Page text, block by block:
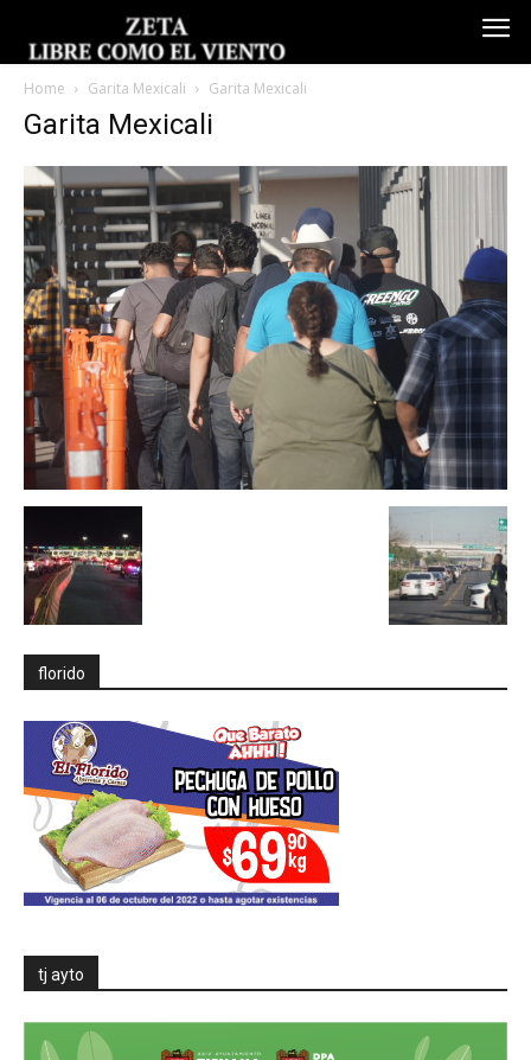
Home Garita Mexicali Garita Mexicali
Garita Mexicali
florido
tj ayto